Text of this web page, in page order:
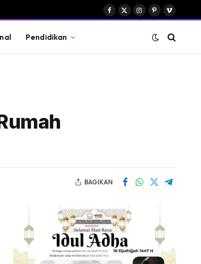
Facebook
X
Instagram
PinterestVimeo
Pendidikan
BAGIKAN